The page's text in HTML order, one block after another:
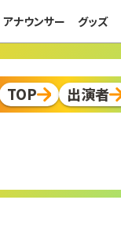
アナウンサー グッズ
TOP 出演者